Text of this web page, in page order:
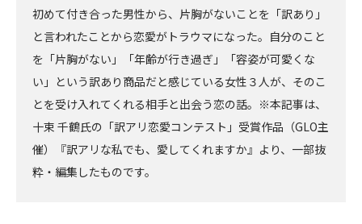
初めて付き合った男性から、片胸がないことを「訳あり」
と言われたことから恋愛がトラウマになった。自分のこと
を「片胸がない」「年齢が行き過ぎ」「容姿が可愛くな
い」という訳あり商品だと感じている女性３人が、そのこ
とを受け入れてくれる相手と出会う恋の話。※本記事は、
十束 千鶴氏の「訳アリ恋愛コンテスト」受賞作品（GLO主
催）『訳アリな私でも、愛してくれますか』より、一部抜
粋・編集したものです。